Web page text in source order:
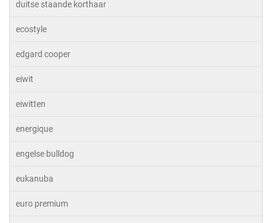
duitse staande korthaar
ecostyle
edgard cooper
eiwit
eiwitten
energique
engelse bulldog
eukanuba
euro premium